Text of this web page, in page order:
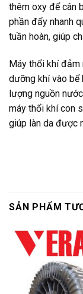
thêm oxy để cân
phần đẩy nhanh
tuần hoàn, giúp
Máy thổi khí đảm
dưỡng khí vào bể
lượng nguồn
máy thổi khí con
giúp làn da được
SẢN PHẨM